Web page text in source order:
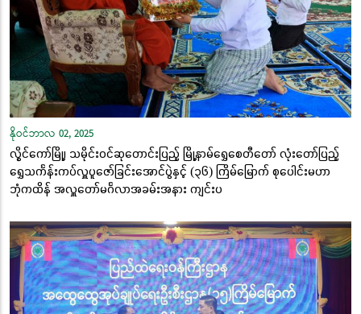
နိုဝင်ဘာလ 02, 2025
လွိုင်ကော်မြို့၊ သမိုင်းဝင်ဆုတောင်းပြည့် မြို့နာမ်ရွှေစေတီတော် လုံးတော်ပြည့်
ရွှေသင်္ကန်းကပ်လှူပူဇော်ခြင်းအောင်ပွဲနှင့် (၃၆) ကြိမ်မြောက် စုပေါင်းမဟာ
ဘုံကထိန် အလှူတော်မင်္ဂလာအခမ်းအနား ကျင်းပ